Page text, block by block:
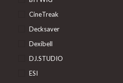
CineTreak
Decksaver
Dexibell
DJ.STUDIO
ESI